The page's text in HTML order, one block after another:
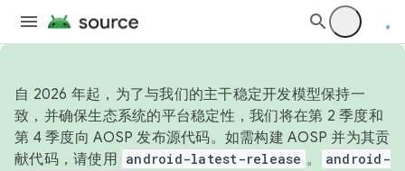
自 2026 年起，为了与我们的主干稳定开发模型保持一
致，并确保生态系统的平台稳定性，我们将在第 2 季度和
第 4 季度向 AOSP 发布源代码。如需构建 AOSP 并为其贡
献代码，请使用 android-latest-release 。
android-